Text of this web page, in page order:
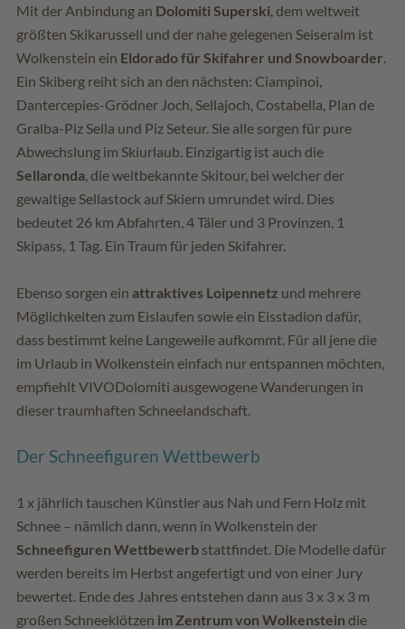
Mit der Anbindung an Dolomiti Superski , dem weltweit
größten Skikarussell und der nahe gelegenen Seiseralm ist
Wolkenstein ein Eldorado für Skifahrer und Snowboarder
Ein Skiberg reiht sich an den nächsten: Ciampinoi,
Dantercepies-Grödner Joch, Sellajoch, Costabella, Plan de
Gralba-Piz Sella und Piz Seteur. Sie alle sorgen für pure
Abwechslung im Skiurlaub. Einzigartig ist auch die
Sellaronda , die weltbekannte Skitour, bei welcher der
gewaltige Sellastock auf Skiern umrundet wird. Dies
bedeutet 26 km Abfahrten, 4 Täler und 3 Provinzen, 1
Skipass, 1 Tag. Ein Traum für jeden Skifahrer.
Ebenso sorgen ein attraktives Loipennetz und mehrere
Möglichkeiten zum Eislaufen sowie ein Eisstadion dafür,
dass bestimmt keine Langeweile aufkommt. Für all jene die
im Urlaub in Wolkenstein einfach nur entspannen möchten,
empfiehlt VIVODolomiti ausgewogene Wanderungen in
dieser traumhaften Schneelandschaft.
Der Schneefiguren Wettbewerb
1 x jährlich tauschen Künstler aus Nah und Fern Holz mit
Schnee – nämlich dann, wenn in Wolkenstein der
Schneefiguren Wettbewerb stattfindet. Die Modelle dafür
werden bereits im Herbst angefertigt und von einer Jury
bewertet. Ende des Jahres entstehen dann aus 3 x 3 x 3 m
großen Schneeklötzen im Zentrum von Wolkenstein die